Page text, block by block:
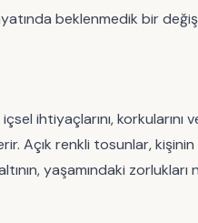
beklenmedik bir
ihtiyaçlarını, korkularını
Açık renkli tosunlar,
yaşamındaki